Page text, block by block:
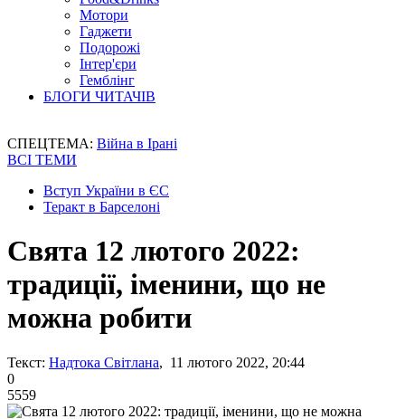
Мотори
Гаджети
Подорожі
Інтер'єри
Гемблінг
БЛОГИ ЧИТАЧІВ
СПЕЦТЕМА: Війна в Ірані
ВСІ ТЕМИ
Вступ України в ЄС
Теракт в Барселоні
Свята 12 лютого 2022:
традиції, іменини, що не
можна робити
Текст: Надтока Світлана, 11 лютого 2022, 20:44
0
5559